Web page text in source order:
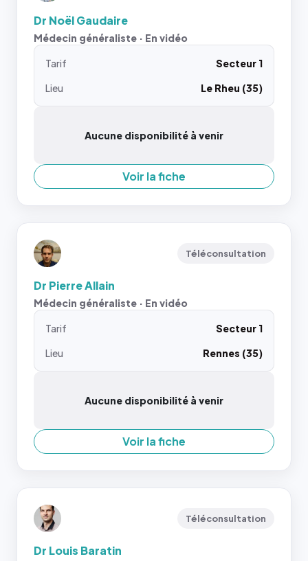
Dr Noël Gaudaire
Médecin généraliste · En vidéo
Tarif
Secteur 1
Lieu
Le Rheu (35)
Aucune disponibilité à venir
Voir la fiche
Téléconsultation
Dr Pierre Allain
Médecin généraliste · En vidéo
Tarif
Secteur 1
Lieu
Rennes (35)
Aucune disponibilité à venir
Voir la fiche
Téléconsultation
Dr Louis Baratin